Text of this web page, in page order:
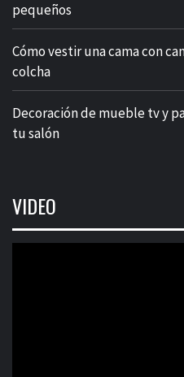
pequeños
Cómo vestir una cama con
colcha
Decoración de mueble tv y
tu salón
VIDEO